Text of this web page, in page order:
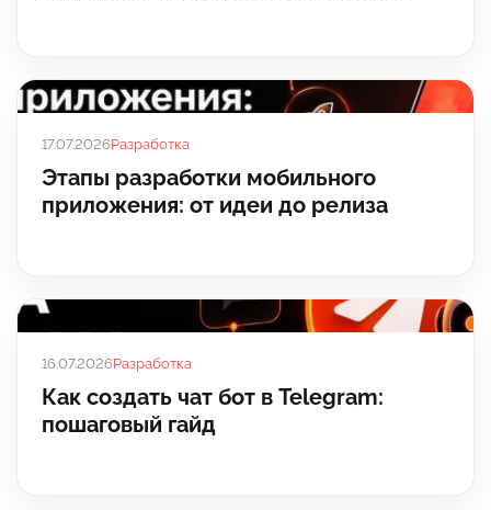
17.07.2026Разработка
Этапы разработки мобильного
приложения: от идеи до релиза
16.07.2026Разработка
Как создать чат бот в Telegram:
пошаговый гайд